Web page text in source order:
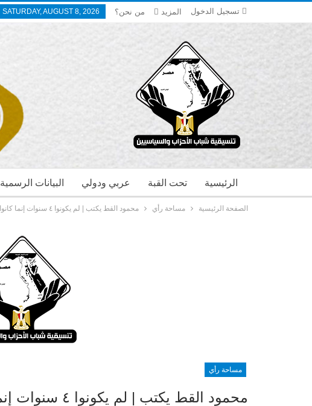
تسجيل الدخول SATURDAY, AUGUST 8, 2026 من نحن؟ المزيد
البيانات الرسمية عربي ودولي تحت القبة الرئيسية
الصفحة الرئيسية مساحة رأي محمود القط يكتب | لم يكونوا ٤ سنوات إنما كانوا ١٤٦٠ يوم
مساحة رأي
محمود القط يكتب | لم يكونوا ٤ سنوات إنما كانوا ١٤٦٠ يوم